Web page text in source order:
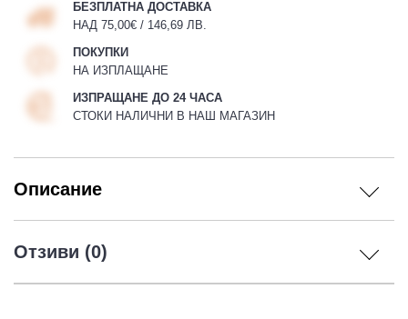
БЕЗПЛАТНА ДОСТАВКА
НАД 75,00€ / 146,69 ЛВ.
ПОКУПКИ
НА ИЗПЛАЩАНЕ
ИЗПРАЩАНЕ ДО 24 ЧАСА
СТОКИ НАЛИЧНИ В НАШ МАГАЗИН
Описание
Отзиви (0)